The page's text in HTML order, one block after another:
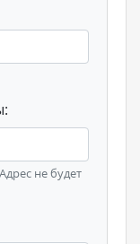
не будет